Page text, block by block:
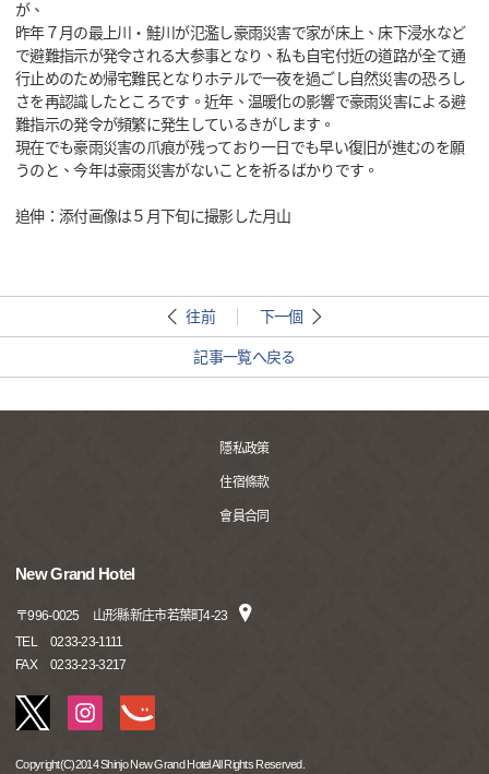
が、
昨年７月の最上川・鮭川が氾濫し豪雨災害で家が床上、床下浸水など
で避難指示が発令される大参事となり、私も自宅付近の道路が全て通
行止めのため帰宅難民となりホテルで一夜を過ごし自然災害の恐ろし
さを再認識したところです。近年、温暖化の影響で豪雨災害による避
難指示の発令が頻繁に発生しているきがします。
現在でも豪雨災害の爪痕が残っており一日でも早い復旧が進むのを願
うのと、今年は豪雨災害がないことを祈るばかりです。
追伸：添付画像は５月下旬に撮影した月山
往前 下一個
記事一覧へ戻る
隱私政策
住宿條款
會員合同
New Grand Hotel
〒996-0025
山形縣新庄市若葉町4-23
TEL
0233-23-1111
FAX
0233-23-3217
Copyright(C)2014 Shinjo New Grand Hotel All Rights Reserved.